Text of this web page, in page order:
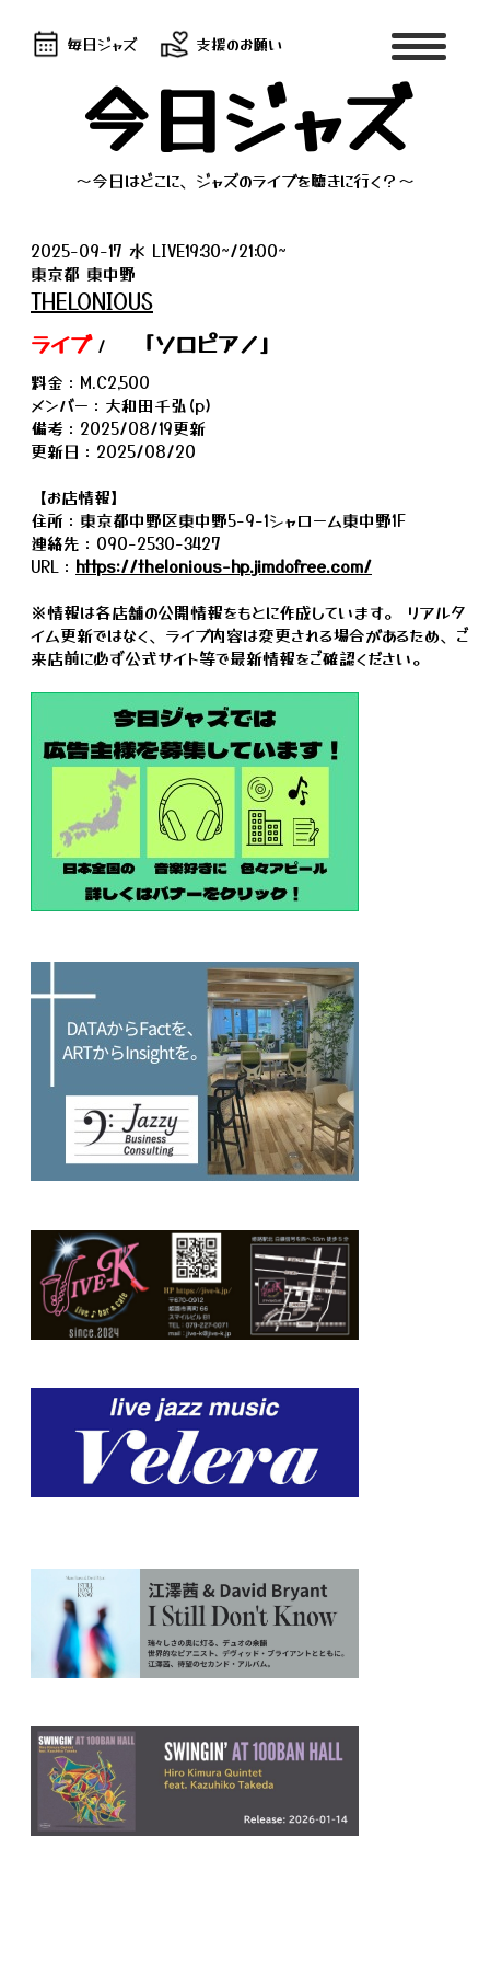
毎日ジャズ 支援のお願い
今日ジャズ
～今日はどこに、ジャズのライブを聴きに行く？～
2025-09-17 水 LIVE19:30~/21:00~
東京都 東中野
THELONIOUS
ライブ/ 「ソロピアノ」
料金：M.C2,500
メンバー：大和田千弘(p)
備考：2025/08/19更新
更新日：2025/08/20
【お店情報】
住所：東京都中野区東中野5-9-1シャローム東中野1F
連絡先：090-2530-3427
URL： https://thelonious-hp.jimdofree.com/
※情報は各店舗の公開情報をもとに作成しています。 リアルタ
イム更新ではなく、ライブ内容は変更される場合があるため、ご
来店前に必ず公式サイト等で最新情報をご確認ください。